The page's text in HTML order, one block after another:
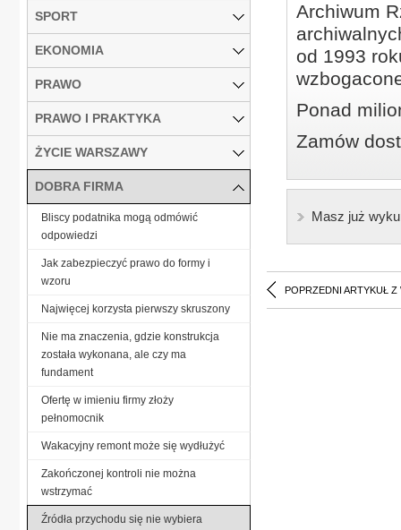
Archiwum
od 1993
Ponad
Zamów
Masz już
POPRZEDNI ARTYKUŁ Z
SPORT
EKONOMIA
PRAWO
PRAWO I PRAKTYKA
ŻYCIE WARSZAWY
DOBRA FIRMA
Bliscy podatnika mogą odmówić
odpowiedzi
Jak zabezpieczyć prawo do formy i
wzoru
Najwięcej korzysta pierwszy skruszony
Nie ma znaczenia, gdzie konstrukcja
została wykonana, ale czy ma
fundament
Ofertę w imieniu firmy złoży
pełnomocnik
Wakacyjny remont może się wydłużyć
Zakończonej kontroli nie można
wstrzymać
Źródła przychodu się nie wybiera